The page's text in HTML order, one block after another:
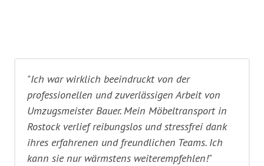
"Ich war wirklich beeindruckt von der
professionellen und zuverlässigen Arbeit von
Umzugsmeister Bauer. Mein Möbeltransport in
Rostock verlief reibungslos und stressfrei dank
ihres erfahrenen und freundlichen Teams. Ich
kann sie nur wärmstens weiterempfehlen!"